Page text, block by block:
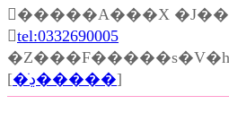
�����A���X
tel:0332690005
[
�ڍׂ�����]